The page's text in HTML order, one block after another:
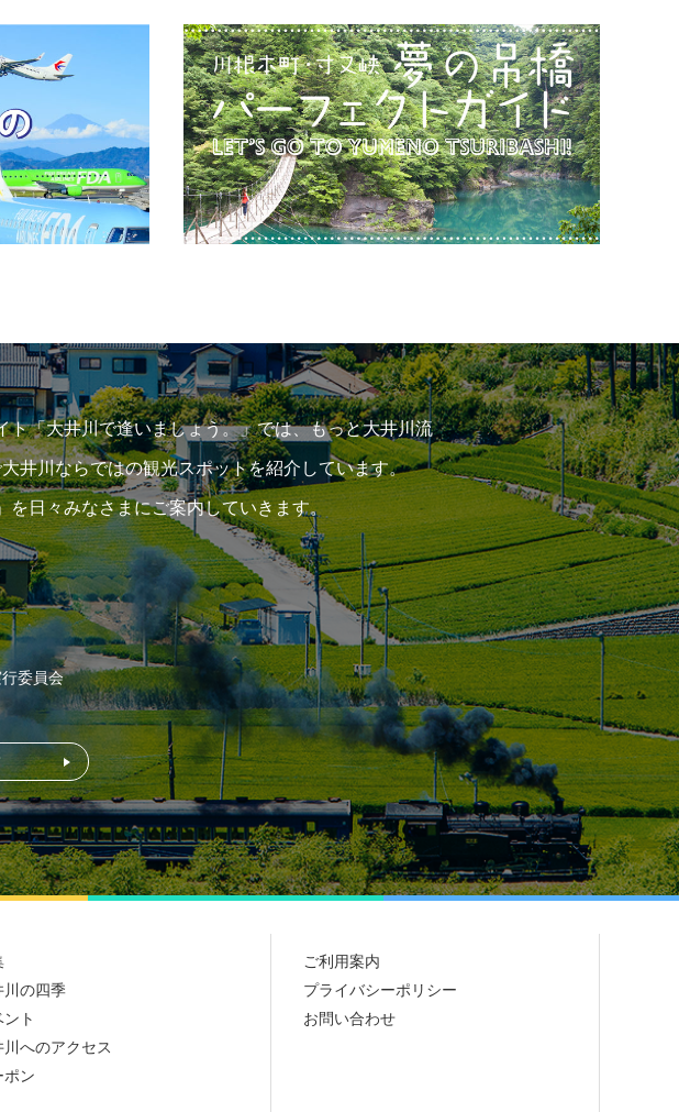
「大井川で逢いましょう。」では、もっと大井川流
井川ならではの観光スポットを紹介しています。
日々みなさまにご案内していきます。
委員会
川の四季
ント
川へのアクセス
ポン
ご利用案内
プライバシーポリシー
お問い合わせ